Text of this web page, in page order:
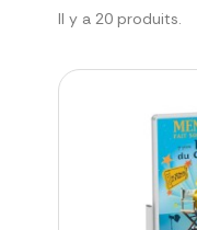
Il y a 20 produits.